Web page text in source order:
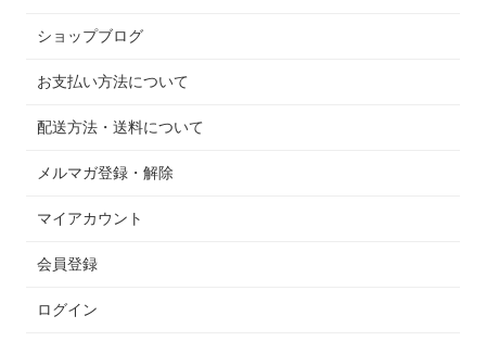
ショップブログ
お支払い方法について
配送方法・送料について
メルマガ登録・解除
マイアカウント
会員登録
ログイン